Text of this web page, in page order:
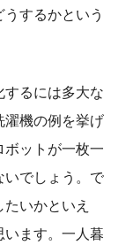
するかという
るには多大な
濯機の例を挙げ
ットが一枚一
でしょう。で
いかといえ
ます。一人暮